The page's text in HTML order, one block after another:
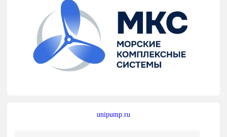
unipump.ru